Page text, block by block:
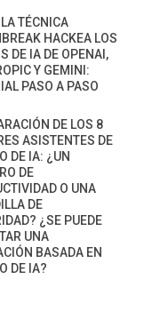
TÉCNICA
HACKEA LOS
DE IA DE OPENAI,
Y GEMINI:
PASO A PASO
DE LOS 8
ASISTENTES DE
DE IA: ¿UN
DE
O UNA
DE
¿SE PUEDE
UNA
BASADA EN
DE IA?